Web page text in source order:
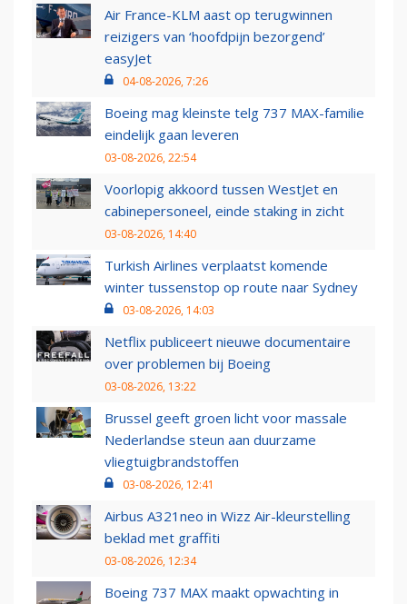
Air France-KLM aast op terugwinnen
reizigers van ‘hoofdpijn bezorgend’
easyJet
04-08-2026, 7:26
Boeing mag kleinste telg 737 MAX-familie
eindelijk gaan leveren
03-08-2026, 22:54
Voorlopig akkoord tussen WestJet en
cabinepersoneel, einde staking in zicht
03-08-2026, 14:40
Turkish Airlines verplaatst komende
winter tussenstop op route naar Sydney
03-08-2026, 14:03
Netflix publiceert nieuwe documentaire
over problemen bij Boeing
03-08-2026, 13:22
Brussel geeft groen licht voor massale
Nederlandse steun aan duurzame
vliegtuigbrandstoffen
03-08-2026, 12:41
Airbus A321neo in Wizz Air-kleurstelling
beklad met graffiti
03-08-2026, 12:34
Boeing 737 MAX maakt opwachting in